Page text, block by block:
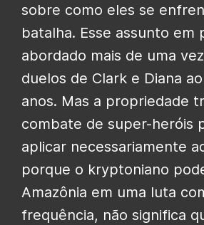
sobre como eles se
batalha. Esse assunto em
abordado mais de uma
duelos de Clark e Diana
anos. Mas a propriedade
combate de super-heróis
aplicar necessariamente
porque o kryptoniano
Amazônia em uma luta
frequência, não significa